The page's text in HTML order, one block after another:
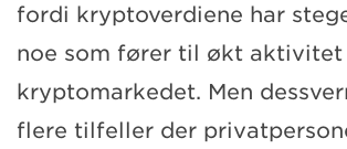
fordi kryptoverdiene har
noe som fører til økt aktivitet
kryptomarkedet. Men
flere tilfeller der